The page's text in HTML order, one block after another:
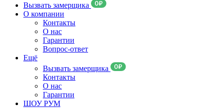
Вызвать замерщика
О компании
Контакты
О нас
Гарантии
Вопрос-ответ
Ещё
Вызвать замерщика
Контакты
О нас
Гарантии
ШОУ РУМ